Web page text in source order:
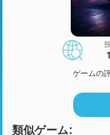
ゲームの
類似ゲーム: